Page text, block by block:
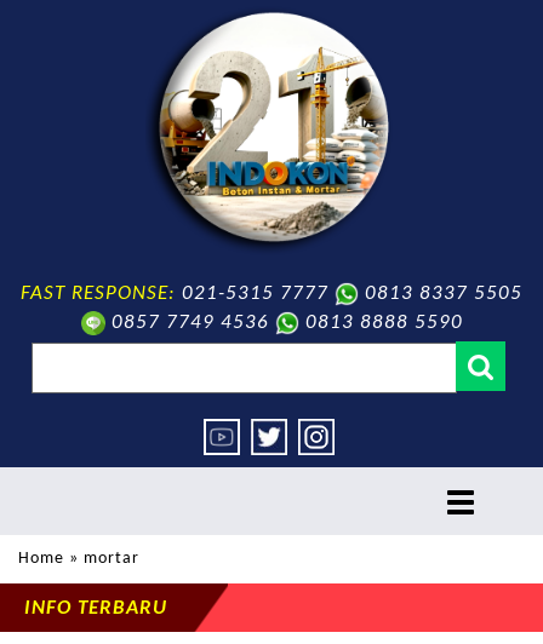
FAST RESPONSE: 021-5315 7777
0813 8337 5505
0857 7749 4536
0813 8888 5590
toggle
Home » mortar
INFO TERBARU